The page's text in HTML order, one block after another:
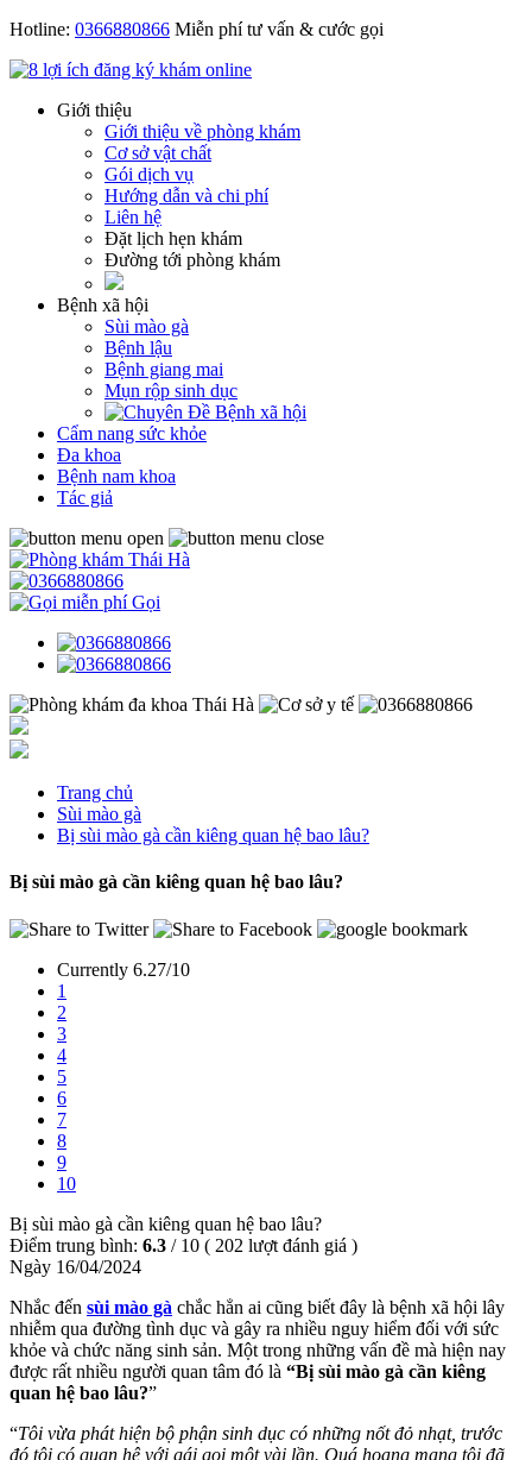
Hotline: 0366880866 Miễn phí tư vấn & cước gọi
Giới thiệu
Giới thiệu về phòng khám
Cơ sở vật chất
Gói dịch vụ
Hướng dẫn và chi phí
Liên hệ
Đặt lịch hẹn khám
Đường tới phòng khám
Bệnh xã hội
Sùi mào gà
Bệnh lậu
Bệnh giang mai
Mụn rộp sinh dục
Cẩm nang sức khỏe
Đa khoa
Bệnh nam khoa
Tác giả
Gọi
Trang chủ
Sùi mào gà
Bị sùi mào gà cần kiêng quan hệ bao lâu?
Bị sùi mào gà cần kiêng quan hệ bao lâu?
Currently 6.27/10
1
2
3
4
5
6
7
8
9
10
Bị sùi mào gà cần kiêng quan hệ bao lâu?
Điểm trung bình: 6.3 / 10 ( 202 lượt đánh giá )
Ngày 16/04/2024
Nhắc đến sùi mào gà chắc hẳn ai cũng biết đây là bệnh xã hội lây
nhiễm qua đường tình dục và gây ra nhiều nguy hiểm đối với sức
khỏe và chức năng sinh sản. Một trong những vấn đề mà hiện nay
được rất nhiều người quan tâm đó là “Bị sùi mào gà cần kiêng
quan hệ bao lâu?”
“Tôi vừa phát hiện bộ phận sinh dục có những nốt đỏ nhạt, trước
đó tôi có quan hệ với gái gọi một vài lần. Quá hoang mang tôi đã